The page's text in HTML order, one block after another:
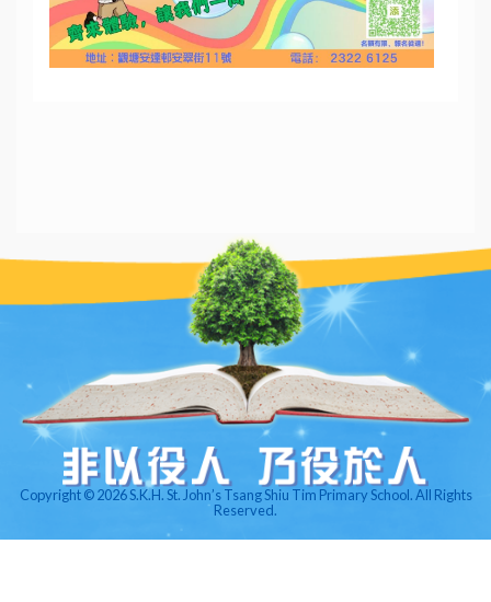
Copyright © 2026 S.K.H. St. John’s Tsang Shiu Tim Primary School. All Rights
Reserved.